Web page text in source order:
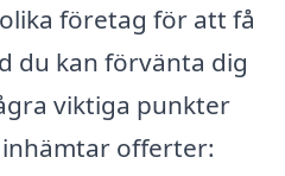
företag för att få
du kan förvänta dig
viktiga punkter
offerter: